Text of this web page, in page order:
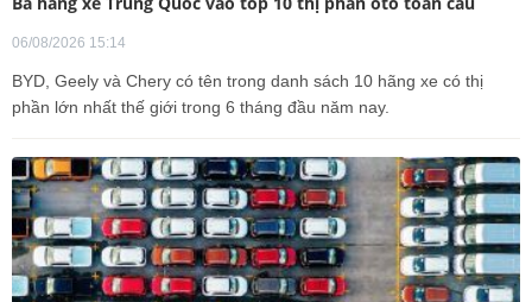
06/08/2026 15:14
BYD, Geely và Chery có tên trong danh sách 10 hãng xe có thị
phần lớn nhất thế giới trong 6 tháng đầu năm nay.